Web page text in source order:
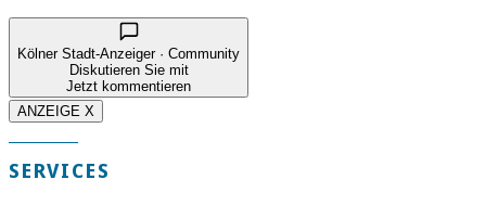
Kölner Stadt-Anzeiger · Community
Diskutieren Sie mit
Jetzt kommentieren
ANZEIGE X
SERVICES